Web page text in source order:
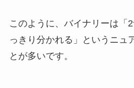
このように、バイナリーは「
っきり分かれる」というニュ
とが多いです。